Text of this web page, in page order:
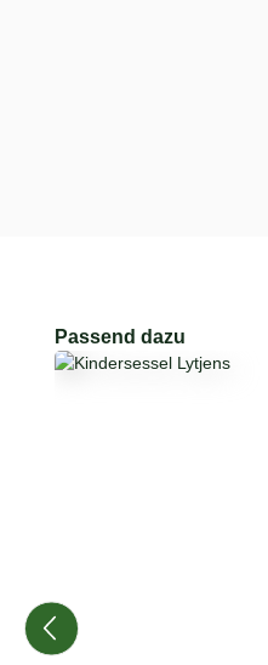
Produktgalerie überspringen
Passend dazu